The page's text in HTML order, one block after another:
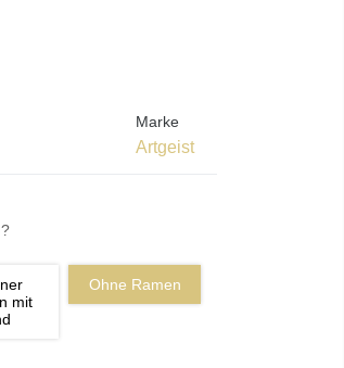
Marke
Artgeist
mit
Ohne Ramen